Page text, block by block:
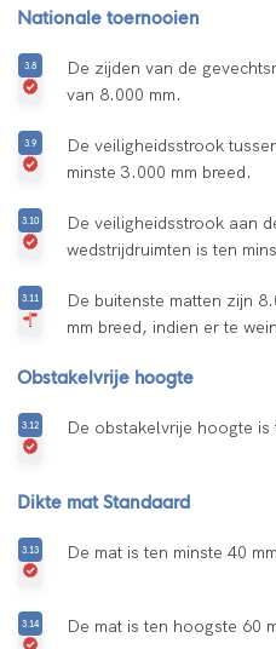
Nationale toernooien
De zijden van de
van 8.000 mm.
De veiligheidsstrook
minste 3.000 mm breed.
De veiligheidsstrook aan
wedstrijdruimten is ten
De buitenste matten zijn
mm breed, indien er te
Obstakelvrije hoogte
De obstakelvrije hoogte is
Dikte mat Standaard
De mat is ten minste 40
De mat is ten hoogste 60